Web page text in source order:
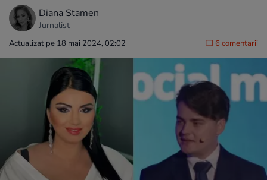
Diana Stamen
Jurnalist
Actualizat pe 18 mai 2024, 02:02 6 comentarii